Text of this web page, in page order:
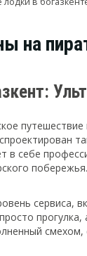
на
в себе
побережья.